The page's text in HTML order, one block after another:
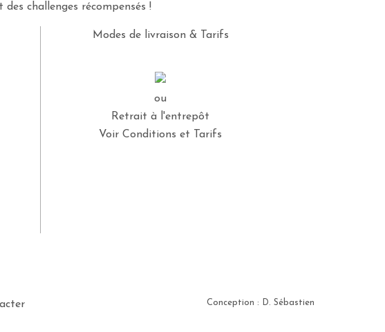
challenges récompensés !
Modes de livraison & Tarifs
ou
Retrait à l'entrepôt
Voir Conditions et Tarifs
Conception : D. Sébastien